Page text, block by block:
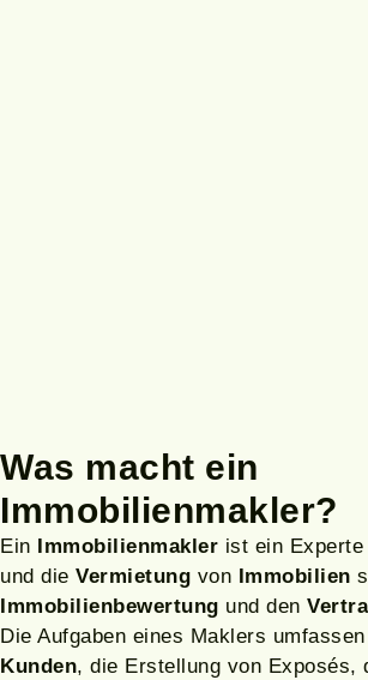
Was macht ein
Immobilienmakler?
Ein Immobilienmakler ist ein
und die Vermietung von Immobilien
Immobilienbewertung und den
Die Aufgaben eines Maklers
Kunden, die Erstellung von Exposés,